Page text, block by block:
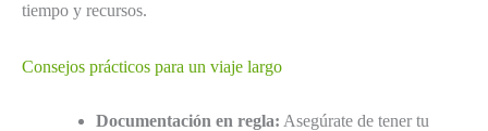
tiempo y recursos.
Consejos prácticos para un viaje largo
Documentación en regla: Asegúrate de tener tu